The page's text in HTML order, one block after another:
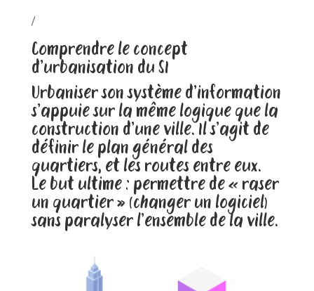
/
Comprendre le concept
d’urbanisation du SI
Urbaniser son système d’information
s’appuie sur la même logique que la
construction d’une ville. Il s’agit de
définir le plan général des
quartiers, et les routes entre eux.
Le but ultime : permettre de « raser
un quartier » (changer un logiciel)
sans paralyser l’ensemble de la ville.